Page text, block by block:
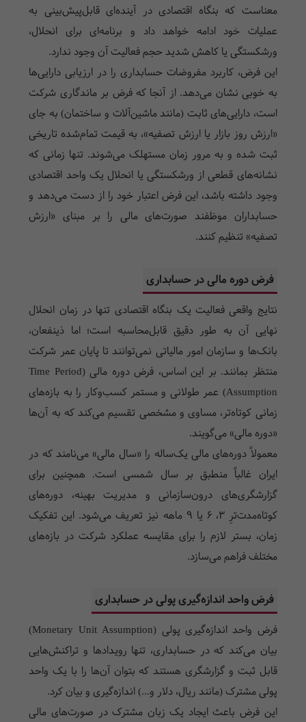
معناست که بنگاه اقتصادی در آینده‌ای قابل‌پیش‌بینی به
عملیات خود ادامه خواهد داد و برنامه‌ای برای انحلال،
ورشکستگی یا کاهش شدید حجم فعالیت آن وجود ندارد.
این فرض، کاربرد مفروضات حسابداری را در ارزیابی دارایی‌ها
به خوبی نشان می‌دهد. از آنجا که فرض بر ماندگاری شرکت
است، دارایی‌های ثابت (مانند ماشین‌آلات و ساختمان) به جای
«ارزش روز بازار یا ارزش تصفیه»، به قیمت تمام‌شده تاریخی
ثبت شده و به مرور زمان مستهلک می‌شوند. تنها زمانی که
نشانه‌های قطعی از ورشکستگی یا انحلال یک واحد اقتصادی
وجود داشته باشد، این فرض اعتبار خود را از دست می‌دهد و
حسابداران موظفند صورت‌های مالی را بر مبنای «ارزش
تصفیه» تنظیم کنند.
فرض دوره مالی در حسابداری
نتایج واقعی فعالیت یک بنگاه اقتصادی تنها در زمان انحلال
نهایی آن به طور دقیق قابل‌محاسبه است؛ اما ذینفعان،
بانک‌ها و سازمان امور مالیاتی نمی‌توانند تا پایان عمر شرکت
منتظر بمانند. بر این اساس، فرض دوره مالی (Time Period
Assumption) عمر طولانی و مستمر کسب‌وکار را به بازه‌های
زمانی کوتاه‌تر، مساوی و مشخصی تقسیم می‌کند که به آن‌ها
«دوره مالی» می‌گویند.
معمولاً دوره‌های مالی یک‌ساله را «سال مالی» می‌نامند که در
ایران غالباً منطبق بر سال شمسی است. همچنین برای
گزارشگری‌های درون‌سازمانی و مدیریت بهینه، دوره‌های
کوتاه‌مدت‌ترِ ۳، ۶ یا ۹ ماهه نیز تعریف می‌شود. این تفکیک
زمان، بستر لازم را برای مقایسه عملکرد شرکت در بازه‌های
مختلف فراهم می‌سازد.
فرض واحد اندازه‌گیری پولی در حسابداری
فرض واحد اندازه‌گیری پولی (Monetary Unit Assumption)
بیان می‌کند که در حسابداری، تنها رویدادها و تراکنش‌هایی
قابل ثبت و گزارشگری هستند که بتوان آن‌ها را با یک واحد
پولی مشترک (مانند ریال، دلار و...) اندازه‌گیری و بیان کرد.
این فرض باعث ایجاد یک زبان مشترک در صورت‌های مالی